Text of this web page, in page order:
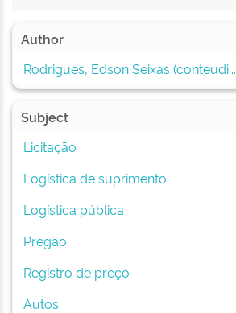
Author
Rodrigues, Edson Seixas (conteudi...
Subject
Licitação
Logística de suprimento
Logística pública
Pregão
Registro de preço
Autos